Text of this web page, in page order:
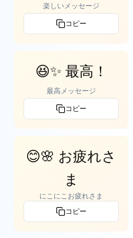
楽しいメッセージ
コピー
😆✨ 最高！
最高メッセージ
コピー
😊🌸 お疲れさ
ま
にこにこお疲れさま
コピー